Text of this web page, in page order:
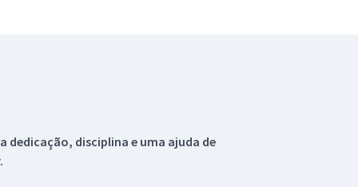
dedicação, disciplina e uma ajuda de